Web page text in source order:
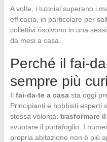
A volte, i tutorial superano i
efficacia, in particolare per
collettivi risolvono in una
da mesi a casa.
Perché il fai-
sempre più
Il fai-da-te a casasta oggi
Principianti e hobbisti esperti
stessa volontà: trasformare
svuotare il portafoglio. I
propria abitazione non è più